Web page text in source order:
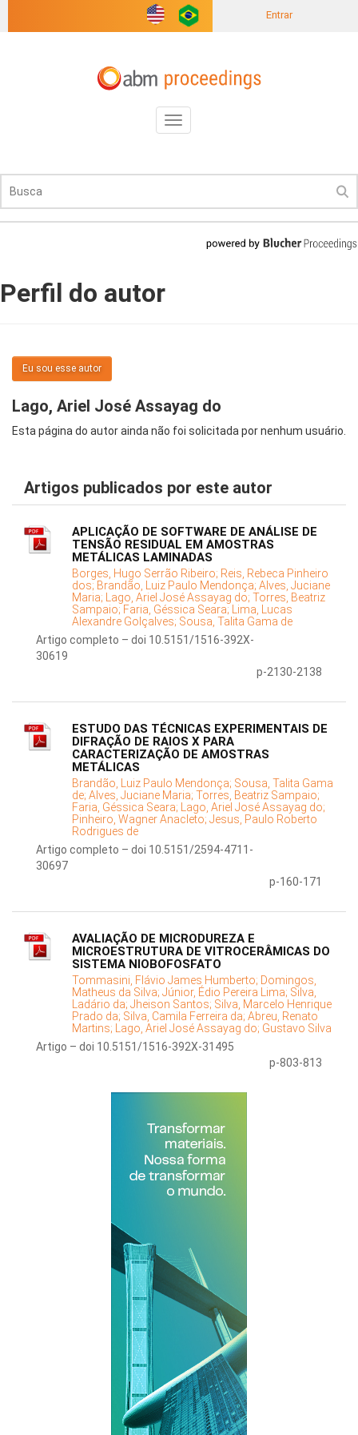
Entrar
Toggle
navigation
Perfil do autor
Eu sou esse autor
Lago, Ariel José Assayag do
Esta página do autor ainda não foi solicitada por nenhum usuário.
Artigos publicados por este autor
APLICAÇÃO DE SOFTWARE DE ANÁLISE DE
TENSÃO RESIDUAL EM AMOSTRAS
METÁLICAS LAMINADAS
Borges, Hugo Serrão Ribeiro; Reis, Rebeca Pinheiro
dos; Brandão, Luiz Paulo Mendonça; Alves, Juciane
Maria; Lago, Ariel José Assayag do; Torres, Beatriz
Sampaio; Faria, Géssica Seara; Lima, Lucas
Alexandre Golçalves; Sousa, Talita Gama de
Artigo completo – doi 10.5151/1516-392X-
30619
p-2130-2138
ESTUDO DAS TÉCNICAS EXPERIMENTAIS DE
DIFRAÇÃO DE RAIOS X PARA
CARACTERIZAÇÃO DE AMOSTRAS
METÁLICAS
Brandão, Luiz Paulo Mendonça; Sousa, Talita Gama
de; Alves, Juciane Maria; Torres, Beatriz Sampaio;
Faria, Géssica Seara; Lago, Ariel José Assayag do;
Pinheiro, Wagner Anacleto; Jesus, Paulo Roberto
Rodrigues de
Artigo completo – doi 10.5151/2594-4711-
30697
p-160-171
AVALIAÇÃO DE MICRODUREZA E
MICROESTRUTURA DE VITROCERÂMICAS DO
SISTEMA NIOBOFOSFATO
Tommasini, Flávio James Humberto; Domingos,
Matheus da Silva; Júnior, Édio Pereira Lima; Silva,
Ladário da; Jheison Santos; Silva, Marcelo Henrique
Prado da; Silva, Camila Ferreira da; Abreu, Renato
Martins; Lago, Ariel José Assayag do; Gustavo Silva
Artigo – doi 10.5151/1516-392X-31495
p-803-813